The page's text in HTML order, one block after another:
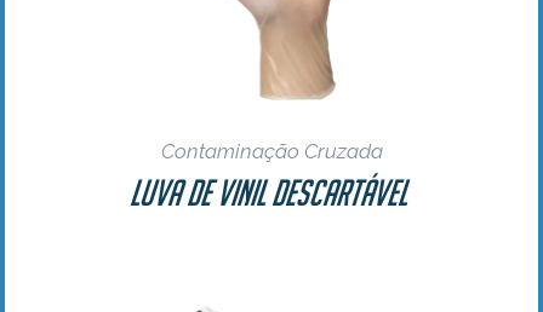
Contaminação Cruzada
Luva de Vinil Descartável